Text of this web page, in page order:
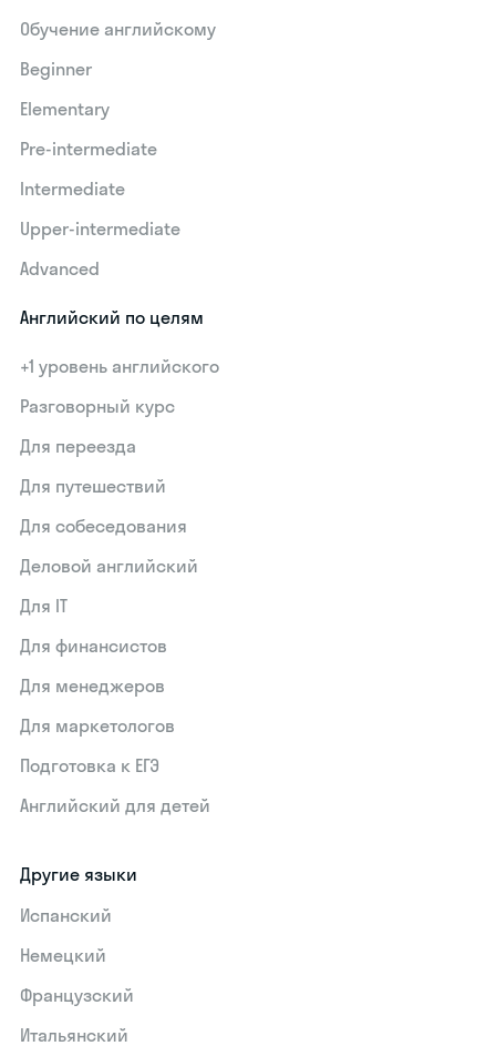
Обучение английскому
Beginner
Elementary
Pre-intermediate
Intermediate
Upper-intermediate
Advanced
Английский по целям
+1 уровень английского
Разговорный курс
Для переезда
Для путешествий
Для собеседования
Деловой английский
Для IT
Для финансистов
Для менеджеров
Для маркетологов
Подготовка к ЕГЭ
Английский для детей
Другие языки
Испанский
Немецкий
Французский
Итальянский